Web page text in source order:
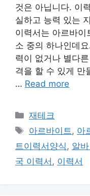
것은 아닙니다. 이
실하고 능력 있는
이력서는 아르바이
소 중의 하나인데
력이 없거나 별다
격을 할 수 있게 만
… Read more
카
테
고
리
재테크
태
그
아르바이트 , 아
트이력서양식 , 알
국 이력서 , 이력서